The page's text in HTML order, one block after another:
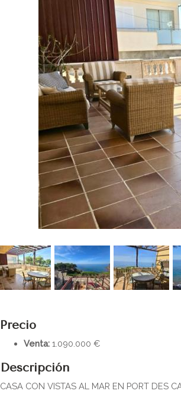
Precio
Venta: 1.090.000 €
Descripción
CASA CON VISTAS AL MAR EN PORT DES